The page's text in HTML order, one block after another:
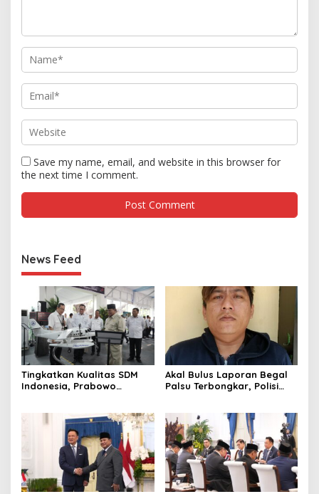
Save my name, email, and website in this browser for
the next time I comment.
News Feed
Tingkatkan Kualitas SDM
Indonesia, Prabowo
Terbaik Dunia
Akal Bulus Laporan Begal
Palsu Terbongkar, Polisi